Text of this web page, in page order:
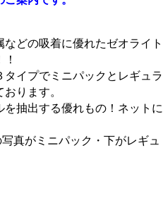
どの吸着に優れたゼオライト
イプでミニパックとレギュラ
ります。
抽出する優れもの！ネットに
真がミニパック・下がレギュ